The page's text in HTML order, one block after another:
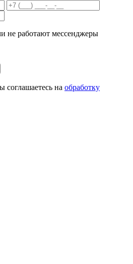
не работают мессенджеры
соглашаетесь на обработку